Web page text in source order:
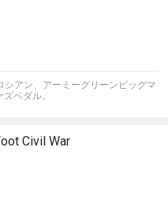
アン、アーミーグリーンビッグマ
ペダル。
Civil War